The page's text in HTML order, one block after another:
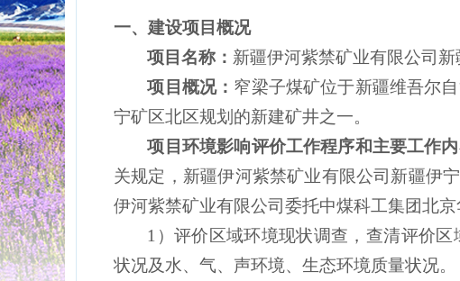
一、建设项目概况
项目名称 ： 新疆伊河紫禁矿业有限公司
项目概况： 窄梁子煤矿位于新疆维吾尔
宁矿区北区规划 的新建矿井之一。
项目环境影响评价工作程序和主要工作内
关规定， 新疆伊河紫禁矿业有限公司新疆伊
伊河紫禁矿业有限公司 委托中煤科工集团北
1 ）评价区域环境现状调查，查清评价
状况及水、气、声环境、生态环境质量状况。